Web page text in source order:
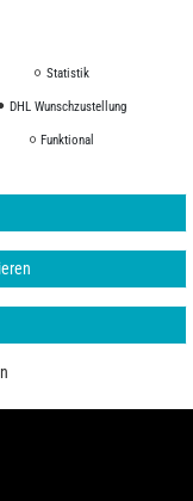
Statistik
DHL Wunschzustellung
Funktional